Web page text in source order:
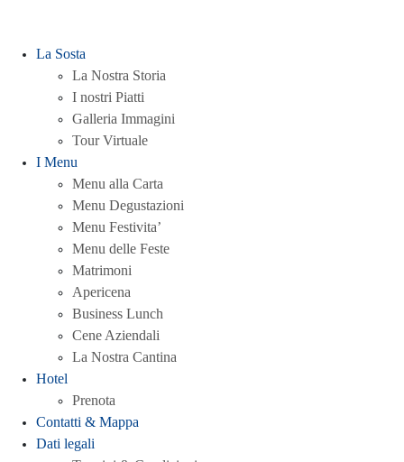
La Sosta
La Nostra Storia
I nostri Piatti
Galleria Immagini
Tour Virtuale
I Menu
Menu alla Carta
Menu Degustazioni
Menu Festivita’
Menu delle Feste
Matrimoni
Apericena
Business Lunch
Cene Aziendali
La Nostra Cantina
Hotel
Prenota
Contatti & Mappa
Dati legali